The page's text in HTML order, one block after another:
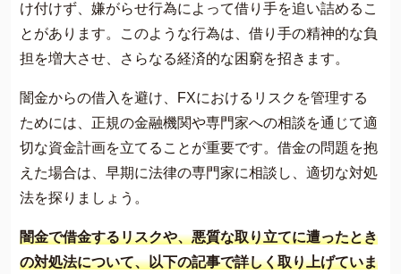
け付けず、嫌がらせ行為によって借り手を追い詰めるこ
とがあります。このような行為は、借り手の精神的な負
担を増大させ、さらなる経済的な困窮を招きます​​。
闇金からの借入を避け、FXにおけるリスクを管理する
ためには、正規の金融機関や専門家への相談を通じて適
切な資金計画を立てることが重要です。借金の問題を抱
えた場合は、早期に法律の専門家に相談し、適切な対処
法を探りましょう​​。
闇金で借金するリスクや、悪質な取り立てに遭ったとき
の対処法について、以下の記事で詳しく取り上げていま